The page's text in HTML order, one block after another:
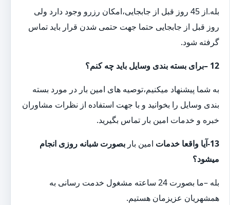
بله.از 45 روز قبل از جابجایی،امکان رزرو وجود دارد ولی
روز قبل از جابجایی حتما جهت حتمی شدن قرار باید تماس
گرفته شود.
12 –برای بسته بندی وسایل باید چه کنم؟
به شما پیشنهاد میکنیم،توصیه های امین بار در مورد بسته
بندی وسایل را بخوانید و با جهت استفاده از نظرات مشاوران
خبره و خدمات امین بار تماس بگیرید.
13-آیا واقعا خدمات امین بار بصورت شبانه روزی انجام
میشود؟
بله –ما بصورت 24 ساعته مشغول خدمت رسانی به
همشهریان عزیزمان هستیم.